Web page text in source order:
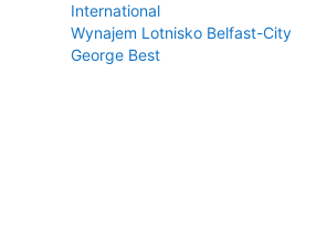
International
Wynajem Lotnisko Belfast-City
George Best